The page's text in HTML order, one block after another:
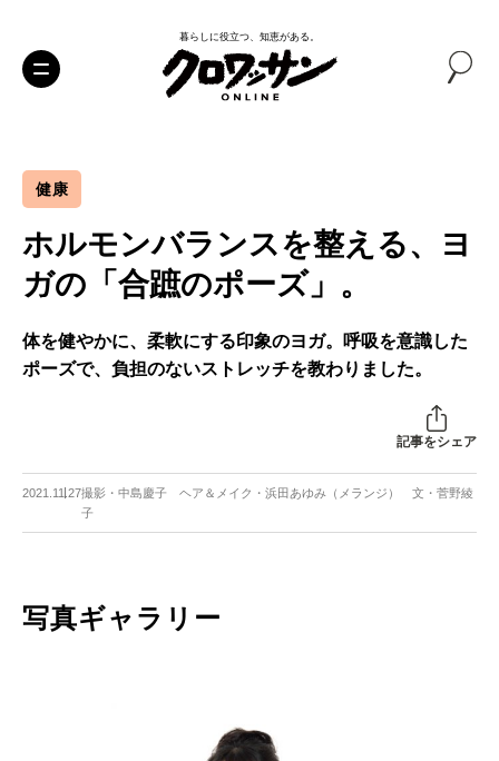
暮らしに役立つ、知恵がある。
健康
ホルモンバランスを整える、ヨ
ガの「合蹠のポーズ」。
体を健やかに、柔軟にする印象のヨガ。呼吸を意識した
ポーズで、負担のないストレッチを教わりました。
記事をシェア
2021.11.27撮影・中島慶子 ヘア＆メイク・浜田あゆみ（メランジ） 文・菅野綾
子
写真ギャラリー